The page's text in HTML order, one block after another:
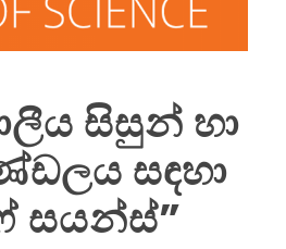
සිසුන් හා
සඳහා
සයන්ස්”